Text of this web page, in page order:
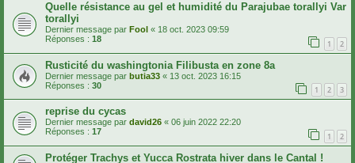
Quelle résistance au gel et humidité du Parajubae torallyi Var
torallyi
Dernier message par Fool « 18 oct. 2023 09:59
Réponses : 18 1 2
Rusticité du washingtonia Filibusta en zone 8a
Dernier message par butia33 « 13 oct. 2023 16:15
Réponses : 30 1 2 3
reprise du cycas
Dernier message par david26 « 06 juin 2022 22:20
Réponses : 17 1 2
Protéger Trachys et Yucca Rostrata hiver dans le Cantal !